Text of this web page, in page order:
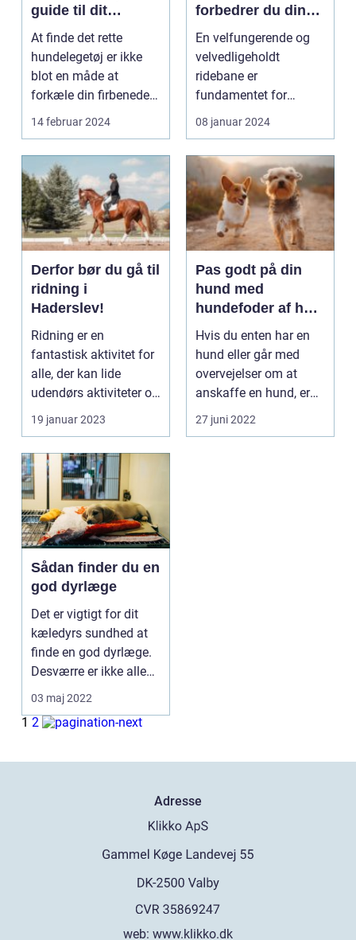
guide til dit
kæledyrs glæde
og trivsel
At finde det rette
hundelegetøj er ikke
blot en måde at
forkæle din firbenede
ven; det er en essenti...
14 februar 2024
forbedrer du din
ridebane med
ridebaneplanere
En velfungerende og
velvedligeholdt
ridebane er
fundamentet for
enhver rytters træning
og hest...
08 januar 2024
Derfor bør du gå til
ridning i
Haderslev!
Ridning er en
fantastisk aktivitet for
alle, der kan lide
udendørs aktiviteter og
at tilbringe tid s...
19 januar 2023
Pas godt på din
hund med
hundefoder af høj
kvalitet
Hvis du enten har en
hund eller går med
overvejelser om at
anskaffe en hund, er
der flere ting, som ...
27 juni 2022
Sådan finder du en
god dyrlæge
Det er vigtigt for dit
kæledyrs sundhed at
finde en god dyrlæge.
Desværre er ikke alle
dyrlæger lige...
03 maj 2022
1 2
Adresse
web: www.klikko.dk